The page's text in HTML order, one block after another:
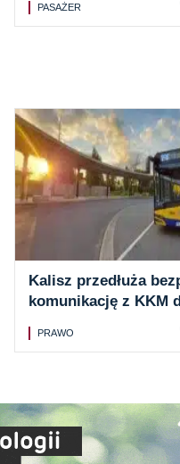
PASAŻER
Kalisz przedłuża
komunikację z KKM
PRAWO